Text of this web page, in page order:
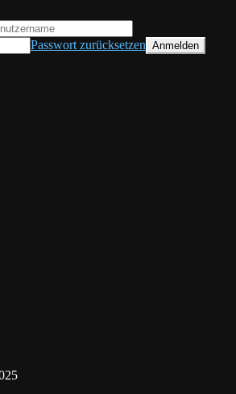
Passwort zurücksetzen